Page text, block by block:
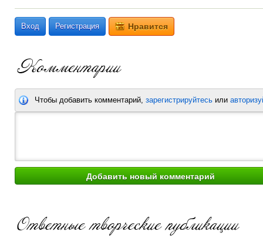
Вход Регистрация Нравится
Чтобы добавить комментарий, зарегистрируйтесь или